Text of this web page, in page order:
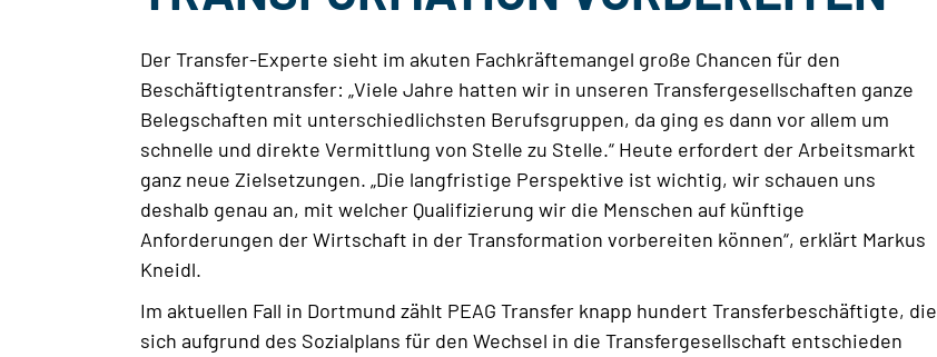
Der Transfer-Experte sieht im akuten Fachkräftemangel große Chancen für den
Beschäftigtentransfer: „Viele Jahre hatten wir in unseren Transfergesellschaften ganze
Belegschaften mit unterschiedlichsten Berufsgruppen, da ging es dann vor allem um
schnelle und direkte Vermittlung von Stelle zu Stelle.“ Heute erfordert der Arbeitsmarkt
ganz neue Zielsetzungen. „Die langfristige Perspektive ist wichtig, wir schauen uns
deshalb genau an, mit welcher Qualifizierung wir die Menschen auf künftige
Anforderungen der Wirtschaft in der Transformation vorbereiten können“, erklärt Markus
Kneidl.
Im aktuellen Fall in Dortmund zählt PEAG Transfer knapp hundert Transferbeschäftigte, die
sich aufgrund des Sozialplans für den Wechsel in die Transfergesellschaft entschieden